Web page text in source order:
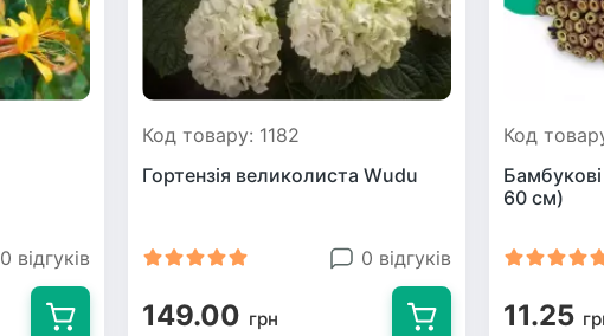
0 відгуків
Код товару: 1182
Гортензія великолиста Wudu
0 відгуків
149.00 грн
Код
60 см)
11.25